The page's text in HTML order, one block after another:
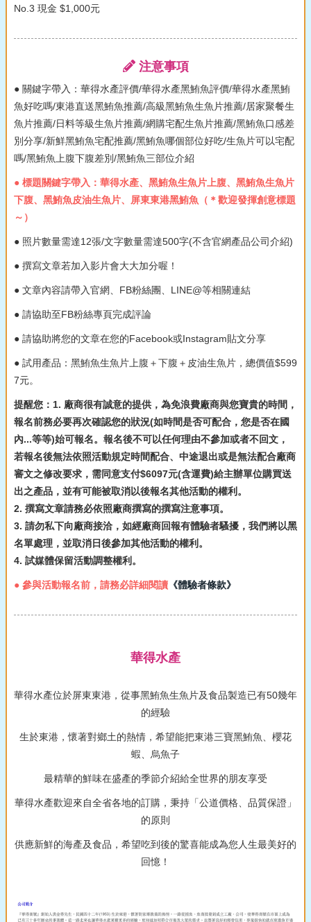
No.3 現金 $1,000元
注意事項
● 關鍵字帶入：華得水產評價/華得水產黑鮪魚評價/華得水產黑鮪
魚好吃嗎/東港直送黑鮪魚推薦/高級黑鮪魚生魚片推薦/居家聚餐生
魚片推薦/日料等級生魚片推薦/網購宅配生魚片推薦/黑鮪魚口感差
別分享/新鮮黑鮪魚宅配推薦/黑鮪魚哪個部位好吃/生魚片可以宅配
嗎/黑鮪魚上腹下腹差別/黑鮪魚三部位介紹
● 標題關鍵字帶入：華得水產、黑鮪魚生魚片上腹、黑鮪魚生魚片
下腹、黑鮪魚皮油生魚片、屏東東港黑鮪魚（＊歡迎發揮創意標題
～）
● 照片數量需達12張/文字數量需達500字(不含官網產品公司介紹)
● 撰寫文章若加入影片會大大加分喔！
● 文章內容請帶入官網、FB粉絲團、LINE@等相關連結
● 請協助至FB粉絲專頁完成評論
● 請協助將您的文章在您的Facebook或Instagram貼文分享
● 試用產品：黑鮪魚生魚片上腹＋下腹＋皮油生魚片，總價值$599
7元。
提醒您：1. 廠商很有誠意的提供，為免浪費廠商與您寶貴的時間，
報名前務必要再次確認您的狀況(如時間是否可配合，您是否在國
內...等等)始可報名。報名後不可以任何理由不參加或者不回文，
若報名後無法依照活動規定時間配合、中途退出或是無法配合廠商
審文之修改要求，需同意支付$6097元(含運費)給主辦單位購買送
出之產品，並有可能被取消以後報名其他活動的權利。
2. 撰寫文章請務必依照廠商撰寫的撰寫注意事項。
3. 請勿私下向廠商接洽，如經廠商回報有體驗者騷擾，我們將以黑
名單處理，並取消日後參加其他活動的權利。
4. 試媒體保留活動調整權利。
● 參與活動報名前，請務必詳細閱讀 《體驗者條款》
華得水產
華得水產位於屏東東港，從事黑鮪魚生魚片及食品製造已有50幾年
的經驗
生於東港，懷著對鄉土的熱情，希望能把東港三寶黑鮪魚、櫻花
蝦、烏魚子
最精華的鮮味在盛產的季節介紹給全世界的朋友享受
華得水產歡迎來自全省各地的訂購，秉持「公道價格、品質保證」
的原則
供應新鮮的海產及食品，希望吃到後的驚喜能成為您人生最美好的
回憶！